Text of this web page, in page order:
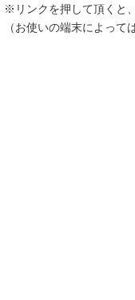
※リンクを押して頂くと
（お使いの端末によって